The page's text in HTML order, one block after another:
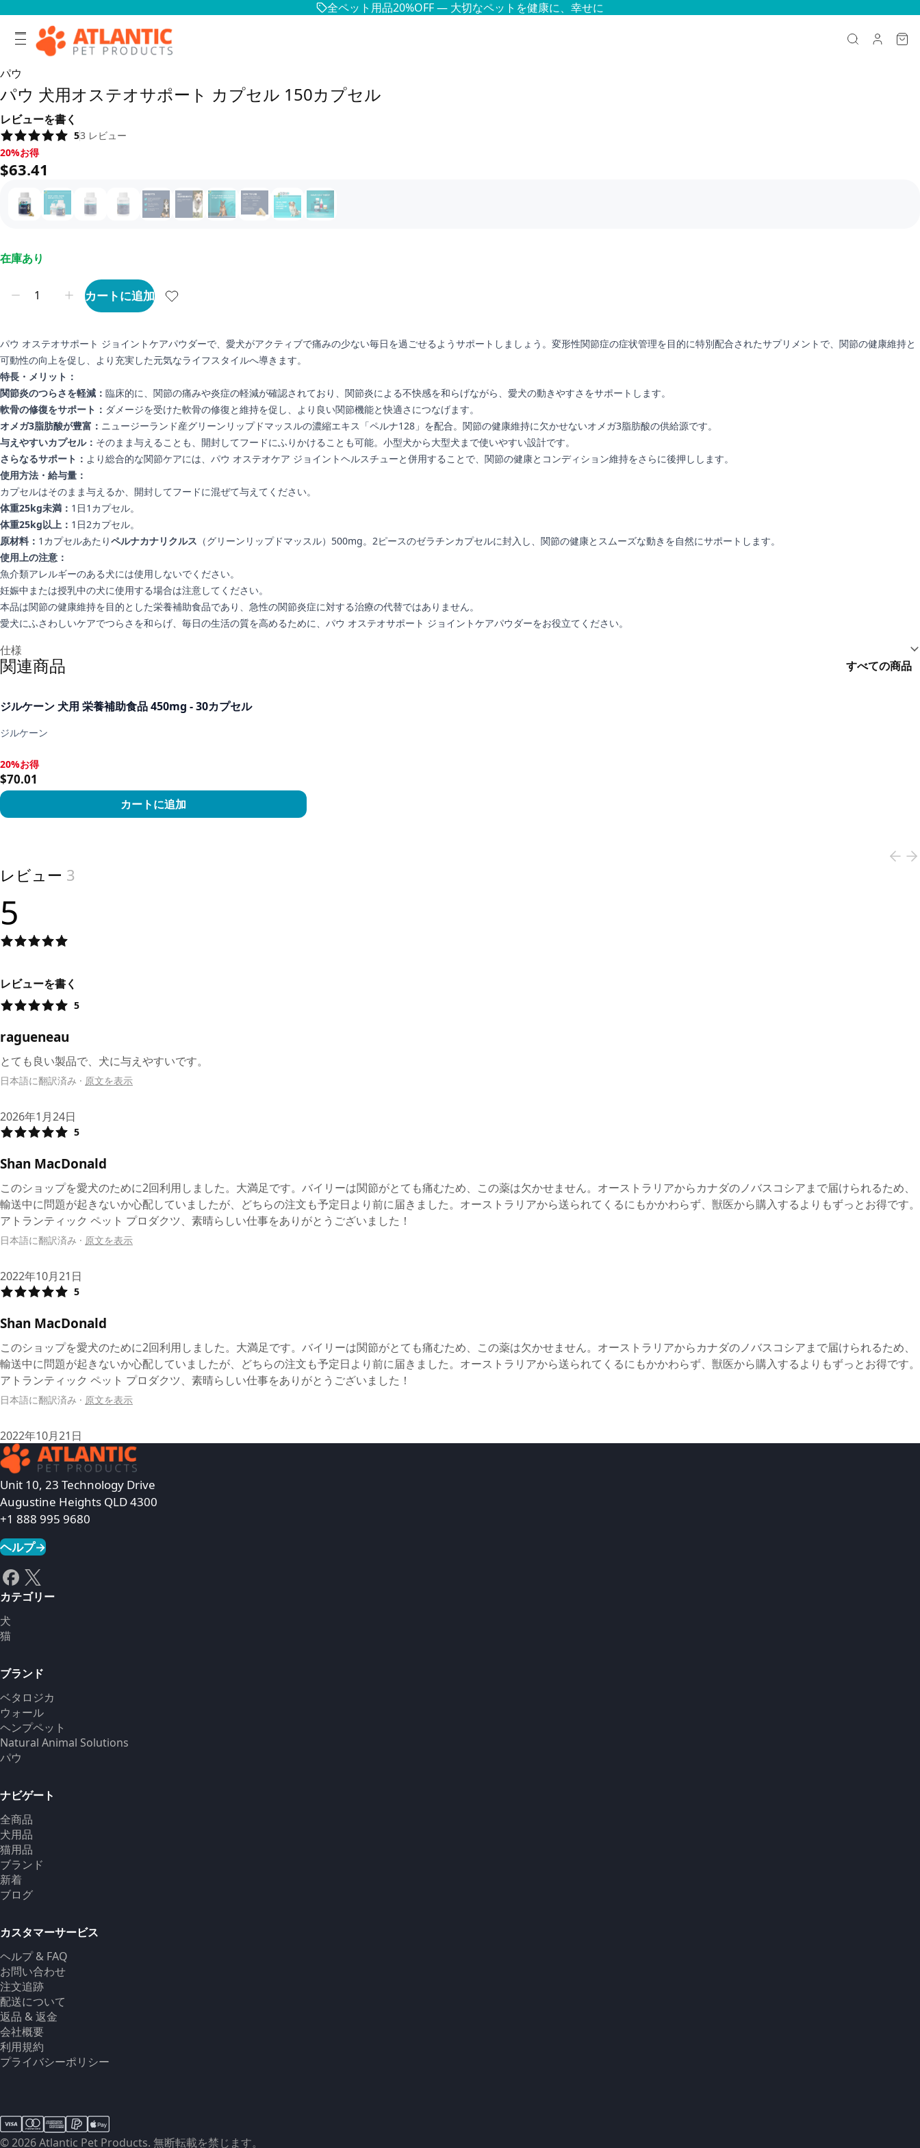
全ペット用品20%OFF — 大切なペットを健康に、幸せに
パウ
パウ 犬用オステオサポート カプセル 150カプセル
レビューを書く
53 レビュー
20%お得, $63.41
20%お得
$63.41
在庫あり
カートに追加
パウ オステオサポート ジョイントケアパウダーで、愛犬がアクティブで痛みの少ない毎日を過ごせるようサポートしましょう。変形性関節症の症状管理を目的に特別配合されたサプリメントで、関節の健康維持と
可動性の向上を促し、より充実した元気なライフスタイルへ導きます。
特長・メリット：
関節炎のつらさを軽減： 臨床的に、関節の痛みや炎症の軽減が確認されており、関節炎による不快感を和らげながら、愛犬の動きやすさをサポートします。
軟骨の修復をサポート： ダメージを受けた軟骨の修復と維持を促し、より良い関節機能と快適さにつなげます。
オメガ3脂肪酸が豊富： ニュージーランド産グリーンリップドマッスルの濃縮エキス「ペルナ128」を配合。関節の健康維持に欠かせないオメガ3脂肪酸の供給源です。
与えやすいカプセル： そのまま与えることも、開封してフードにふりかけることも可能。小型犬から大型犬まで使いやすい設計です。
さらなるサポート： より総合的な関節ケアには、パウ オステオケア ジョイントヘルスチューと併用することで、関節の健康とコンディション維持をさらに後押しします。
使用方法・給与量：
カプセルはそのまま与えるか、開封してフードに混ぜて与えてください。
体重25kg未満： 1日1カプセル。
体重25kg以上： 1日2カプセル。
原材料： 1カプセルあたりペルナカナリクルス （グリーンリップドマッスル）500mg。2ピースのゼラチンカプセルに封入し、関節の健康とスムーズな動きを自然にサポートします。
使用上の注意：
魚介類アレルギーのある犬には使用しないでください。
妊娠中または授乳中の犬に使用する場合は注意してください。
本品は関節の健康維持を目的とした栄養補助食品であり、急性の関節炎症に対する治療の代替ではありません。
愛犬にふさわしいケアでつらさを和らげ、毎日の生活の質を高めるために、パウ オステオサポート ジョイントケアパウダーをお役立てください。
仕様
関連商品 すべての商品
ジルケーン 犬用 栄養補助食品 450mg - 30カプセル
ジルケーン
20%お得, $70.01
20%お得
$70.01
カートに追加
レビュー 3
5
レビューを書く
5
ragueneau
とても良い製品で、犬に与えやすいです。
日本語に翻訳済み · 原文を表示
2026年1月24日
5
Shan MacDonald
このショップを愛犬のために2回利用しました。大満足です。バイリーは関節がとても痛むため、この薬は欠かせません。オーストラリアからカナダのノバスコシアまで届けられるため、
輸送中に問題が起きないか心配していましたが、どちらの注文も予定日より前に届きました。オーストラリアから送られてくるにもかかわらず、獣医から購入するよりもずっとお得です。
アトランティック ペット プロダクツ、素晴らしい仕事をありがとうございました！
日本語に翻訳済み · 原文を表示
2022年10月21日
5
Shan MacDonald
このショップを愛犬のために2回利用しました。大満足です。バイリーは関節がとても痛むため、この薬は欠かせません。オーストラリアからカナダのノバスコシアまで届けられるため、
輸送中に問題が起きないか心配していましたが、どちらの注文も予定日より前に届きました。オーストラリアから送られてくるにもかかわらず、獣医から購入するよりもずっとお得です。
アトランティック ペット プロダクツ、素晴らしい仕事をありがとうございました！
日本語に翻訳済み · 原文を表示
2022年10月21日
Unit 10, 23 Technology Drive
Augustine Heights QLD 4300
+1 888 995 9680
ヘルプ→
カテゴリー
犬
猫
ブランド
ベタロジカ
ウォール
ヘンプペット
Natural Animal Solutions
パウ
ナビゲート
全商品
犬用品
猫用品
ブランド
新着
ブログ
カスタマーサービス
ヘルプ & FAQ
お問い合わせ
注文追跡
配送について
返品 & 返金
会社概要
利用規約
プライバシーポリシー
© 2026 Atlantic Pet Products. 無断転載を禁じます。